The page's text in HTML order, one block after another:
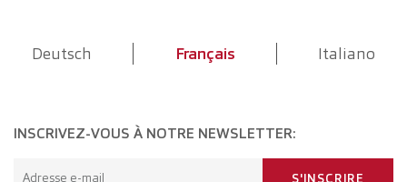
Deutsch Français Italiano
INSCRIVEZ-VOUS À NOTRE NEWSLETTER:
Adresse e-mail S'INSCRIRE